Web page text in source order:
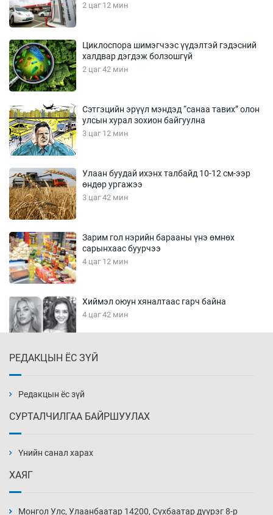
2 цаг 12 мин
Циклоспора шимэгчээс үүдэлтэй гэдэсний
халдвар дэгдэж болзошгүй
2 цаг 42 мин
Сэтгэцийн эрүүл мэндэд “санаа тавих” олон
улсын хурал зохион байгуулна
3 цаг 12 мин
Улаан буудай ихэнх талбайд 10-12 см-ээр
өндөр ургажээ
3 цаг 42 мин
Зарим гол нэрийн барааны үнэ өмнөх
сарынхаас буурчээ
4 цаг 12 мин
Хиймэл оюун хяналтаас гарч байна
4 цаг 42 мин
5 цаг 12 мин
нэмэгджээ
РЕДАКЦЫН ЁС ЗҮЙ
Редакцын ёс зүй
СУРТАЛЧИЛГАА БАЙРШУУЛАХ
Үнийн санал харах
ХАЯГ
Монгол Улс, Улаанбаатар 14200, Сүхбаатар дүүрэг 8-р